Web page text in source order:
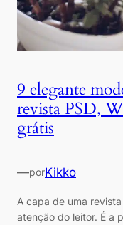
9 elegante
revista PSD,
grátis
—porKikko
A capa de uma
atenção do leitor. É a